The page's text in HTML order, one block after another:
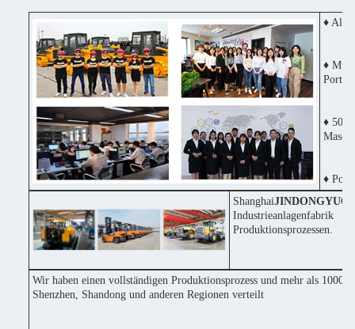
♦ Alle
♦
♦ 50%
♦
ShanghaiJINDONGYU
Produktionsprozessen.
Wir haben einen vollständigen Produktionsprozess und mehr als 1000
Shenzhen, Shandong und anderen Regionen verteilt